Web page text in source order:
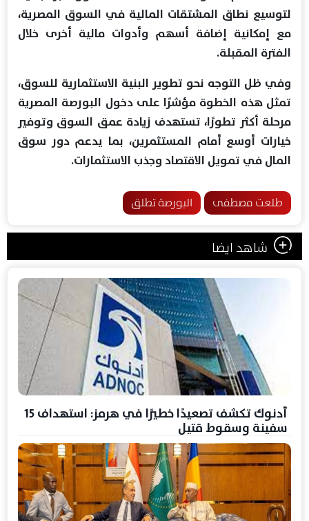
لتوسيع نطاق المشتقات المالية في السوق المصرية،
مع إمكانية إضافة أسهم وأدوات مالية أخرى خلال
الفترة المقبلة.
وفي ظل التوجه نحو تطوير البنية الاستثمارية للسوق،
تمثل هذه الخطوة مؤشرًا على دخول البورصة المصرية
مرحلة أكثر تطورًا، تستهدف زيادة عمق السوق وتوفير
خيارات أوسع أمام المستثمرين، بما يدعم دور سوق
المال في تمويل الاقتصاد وجذب الاستثمارات.
طلعت مصطفى البورصة تطلق
شاهد ايضا
أدنوك تكشف تصعيدًا خطيرًا في هرمز: استهداف 15
سفينة وسقوط قتيل